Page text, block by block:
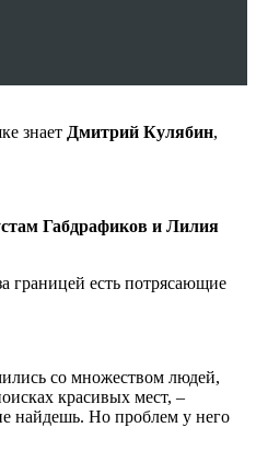
знает Дмитрий Кулябин,
Габдрафиков и Лилия
границей есть потрясающие
со множеством людей,
красивых мест, –
найдешь. Но проблем у него